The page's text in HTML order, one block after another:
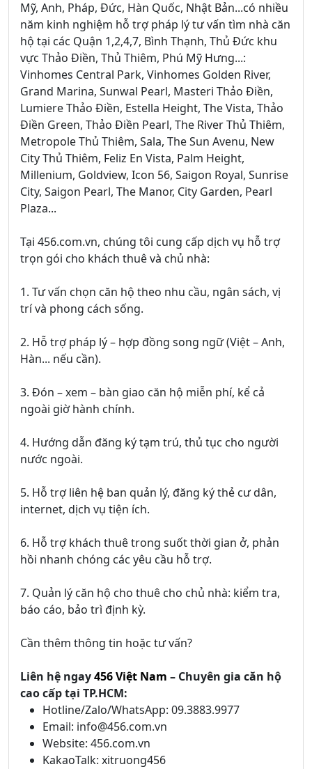
Mỹ, Anh, Pháp, Đức, Hàn Quốc, Nhật Bản...có nhiều
năm kinh nghiệm hỗ trợ pháp lý tư vấn tìm nhà căn
hộ tại các Quận 1,2,4,7, Bình Thạnh, Thủ Đức khu
vực Thảo Điền, Thủ Thiêm, Phú Mỹ Hưng...:
Vinhomes Central Park, Vinhomes Golden River,
Grand Marina, Sunwal Pearl, Masteri Thảo Điền,
Lumiere Thảo Điền, Estella Height, The Vista, Thảo
Điền Green, Thảo Điền Pearl, The River Thủ Thiêm,
Metropole Thủ Thiêm, Sala, The Sun Avenu, New
City Thủ Thiêm, Feliz En Vista, Palm Height,
Millenium, Goldview, Icon 56, Saigon Royal, Sunrise
City, Saigon Pearl, The Manor, City Garden, Pearl
Plaza...
Tại 456.com.vn, chúng tôi cung cấp dịch vụ hỗ trợ
trọn gói cho khách thuê và chủ nhà:
1. Tư vấn chọn căn hộ theo nhu cầu, ngân sách, vị
trí và phong cách sống.
2. Hỗ trợ pháp lý – hợp đồng song ngữ (Việt – Anh,
Hàn... nếu cần).
3. Đón – xem – bàn giao căn hộ miễn phí, kể cả
ngoài giờ hành chính.
4. Hướng dẫn đăng ký tạm trú, thủ tục cho người
nước ngoài.
5. Hỗ trợ liên hệ ban quản lý, đăng ký thẻ cư dân,
internet, dịch vụ tiện ích.
6. Hỗ trợ khách thuê trong suốt thời gian ở, phản
hồi nhanh chóng các yêu cầu hỗ trợ.
7. Quản lý căn hộ cho thuê cho chủ nhà: kiểm tra,
báo cáo, bảo trì định kỳ.
Cần thêm thông tin hoặc tư vấn?
Liên hệ ngay456 Việt Nam – Chuyên gia căn hộ
cao cấp tại TP.HCM:
Hotline/Zalo/WhatsApp: 09.3883.9977
Email: info@456.com.vn
Website: 456.com.vn
KakaoTalk: xitruong456